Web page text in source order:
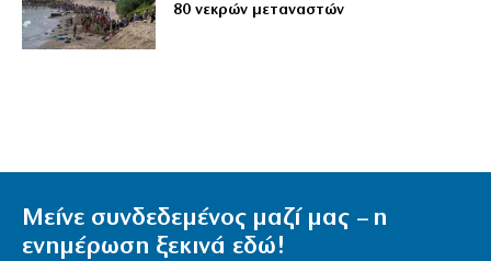
80 νεκρών μεταναστών
Μείνε συνδεδεμένος μαζί μας – η
ενημέρωση ξεκινά εδώ!